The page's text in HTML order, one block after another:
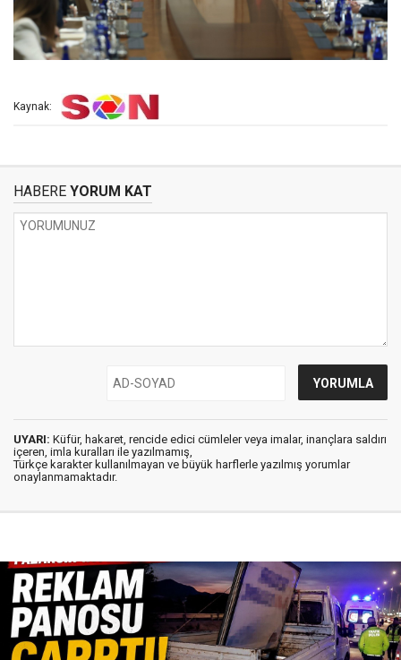
Kaynak:
HABERE YORUM KAT
UYARI: Küfür, hakaret, rencide edici cümleler veya imalar, inançlara saldırı
içeren, imla kuralları ile yazılmamış,
Türkçe karakter kullanılmayan ve büyük harflerle yazılmış yorumlar
onaylanmamaktadır.